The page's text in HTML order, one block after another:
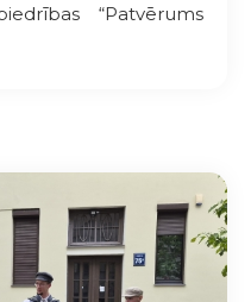
“Patvērums